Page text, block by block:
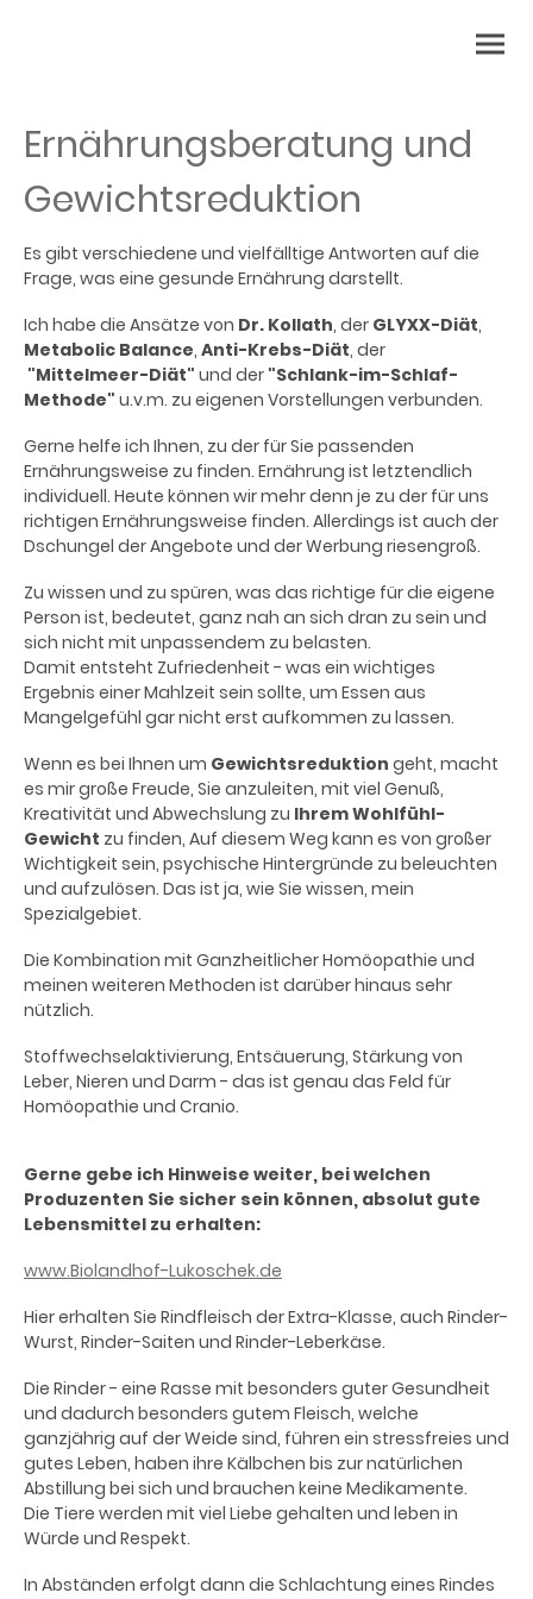
Ernährungsberatung und
Gewichtsreduktion
Es gibt verschiedene und vielfälltige Antworten auf die
Frage, was eine gesunde Ernährung darstellt.
Ich habe die Ansätze von Dr. Kollath, der GLYXX-Diät,
Metabolic Balance, Anti-Krebs-Diät, der
"Mittelmeer-Diät" und der "Schlank-im-Schlaf-
Methode" u.v.m. zu eigenen Vorstellungen verbunden.
Gerne helfe ich Ihnen, zu der für Sie passenden
Ernährungsweise zu finden. Ernährung ist letztendlich
individuell. Heute können wir mehr denn je zu der für uns
richtigen Ernährungsweise finden. Allerdings ist auch der
Dschungel der Angebote und der Werbung riesengroß.
Zu wissen und zu spüren, was das richtige für die eigene
Person ist, bedeutet, ganz nah an sich dran zu sein und
sich nicht mit unpassendem zu belasten.
Damit entsteht Zufriedenheit - was ein wichtiges
Ergebnis einer Mahlzeit sein sollte, um Essen aus
Mangelgefühl gar nicht erst aufkommen zu lassen.
Wenn es bei Ihnen um Gewichtsreduktion geht, macht
es mir große Freude, Sie anzuleiten, mit viel Genuß,
Kreativität und Abwechslung zu IhremWohlfühl-
Gewicht zu finden, Auf diesem Weg kann es von großer
Wichtigkeit sein, psychische Hintergründe zu beleuchten
und aufzulösen. Das ist ja, wie Sie wissen, mein
Spezialgebiet.
Die Kombination mit Ganzheitlicher Homöopathie und
meinen weiteren Methoden ist darüber hinaus sehr
nützlich.
Stoffwechselaktivierung, Entsäuerung, Stärkung von
Leber, Nieren und Darm - das ist genau das Feld für
Homöopathie und Cranio.
Gerne gebe ich Hinweise weiter, bei welchen
Produzenten Sie sicher sein können, absolut gute
Lebensmittel zu erhalten:
www.Biolandhof-Lukoschek.de
Hier erhalten Sie Rindfleisch der Extra-Klasse, auch Rinder-
Wurst, Rinder-Saiten und Rinder-Leberkäse.
Die Rinder - eine Rasse mit besonders guter Gesundheit
und dadurch besonders gutem Fleisch, welche
ganzjährig auf der Weide sind, führen ein stressfreies und
gutes Leben, haben ihre Kälbchen bis zur natürlichen
Abstillung bei sich und brauchen keine Medikamente.
Die Tiere werden mit viel Liebe gehalten und leben in
Würde und Respekt.
In Abständen erfolgt dann die Schlachtung eines Rindes